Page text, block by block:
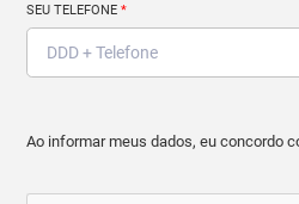
SEU TELEFONE*
Ao informar meus dados, eu concordo